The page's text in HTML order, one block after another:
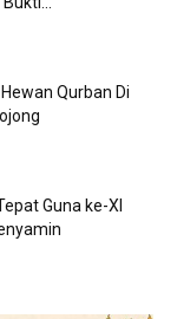
Qurban Di
Guna ke-XI